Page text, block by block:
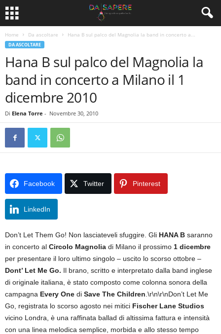
Home Da ascoltare Hana B sul palco del Magnolia la band in concerto a...
DA ASCOLTARE
Hana B sul palco del Magnolia la
band in concerto a Milano il 1
dicembre 2010
Di Elena Torre - Novembre 30, 2010
Facebook Twitter Pinterest
LinkedIn
Don’t Let Them Go! Non lasciateveli sfuggire. Gli HANA B saranno
in concerto al Circolo Magnolia di Milano il prossimo 1 dicembre
per presentare il loro ultimo singolo – uscito lo scorso ottobre –
Dont’ Let Me Go. Il brano, scritto e interpretato dalla band inglese
di originale italiana, è stato composto come colonna sonora della
campagna Every One di Save The Children .\r\n\r\nDon’t Let Me
Go, registrata lo scorso agosto nei mitici Fischer Lane Studios
vicino Londra, è una raffinata ballad di altissima fattura e intensità
con una linea melodica semplice, morbida e allo stesso tempo